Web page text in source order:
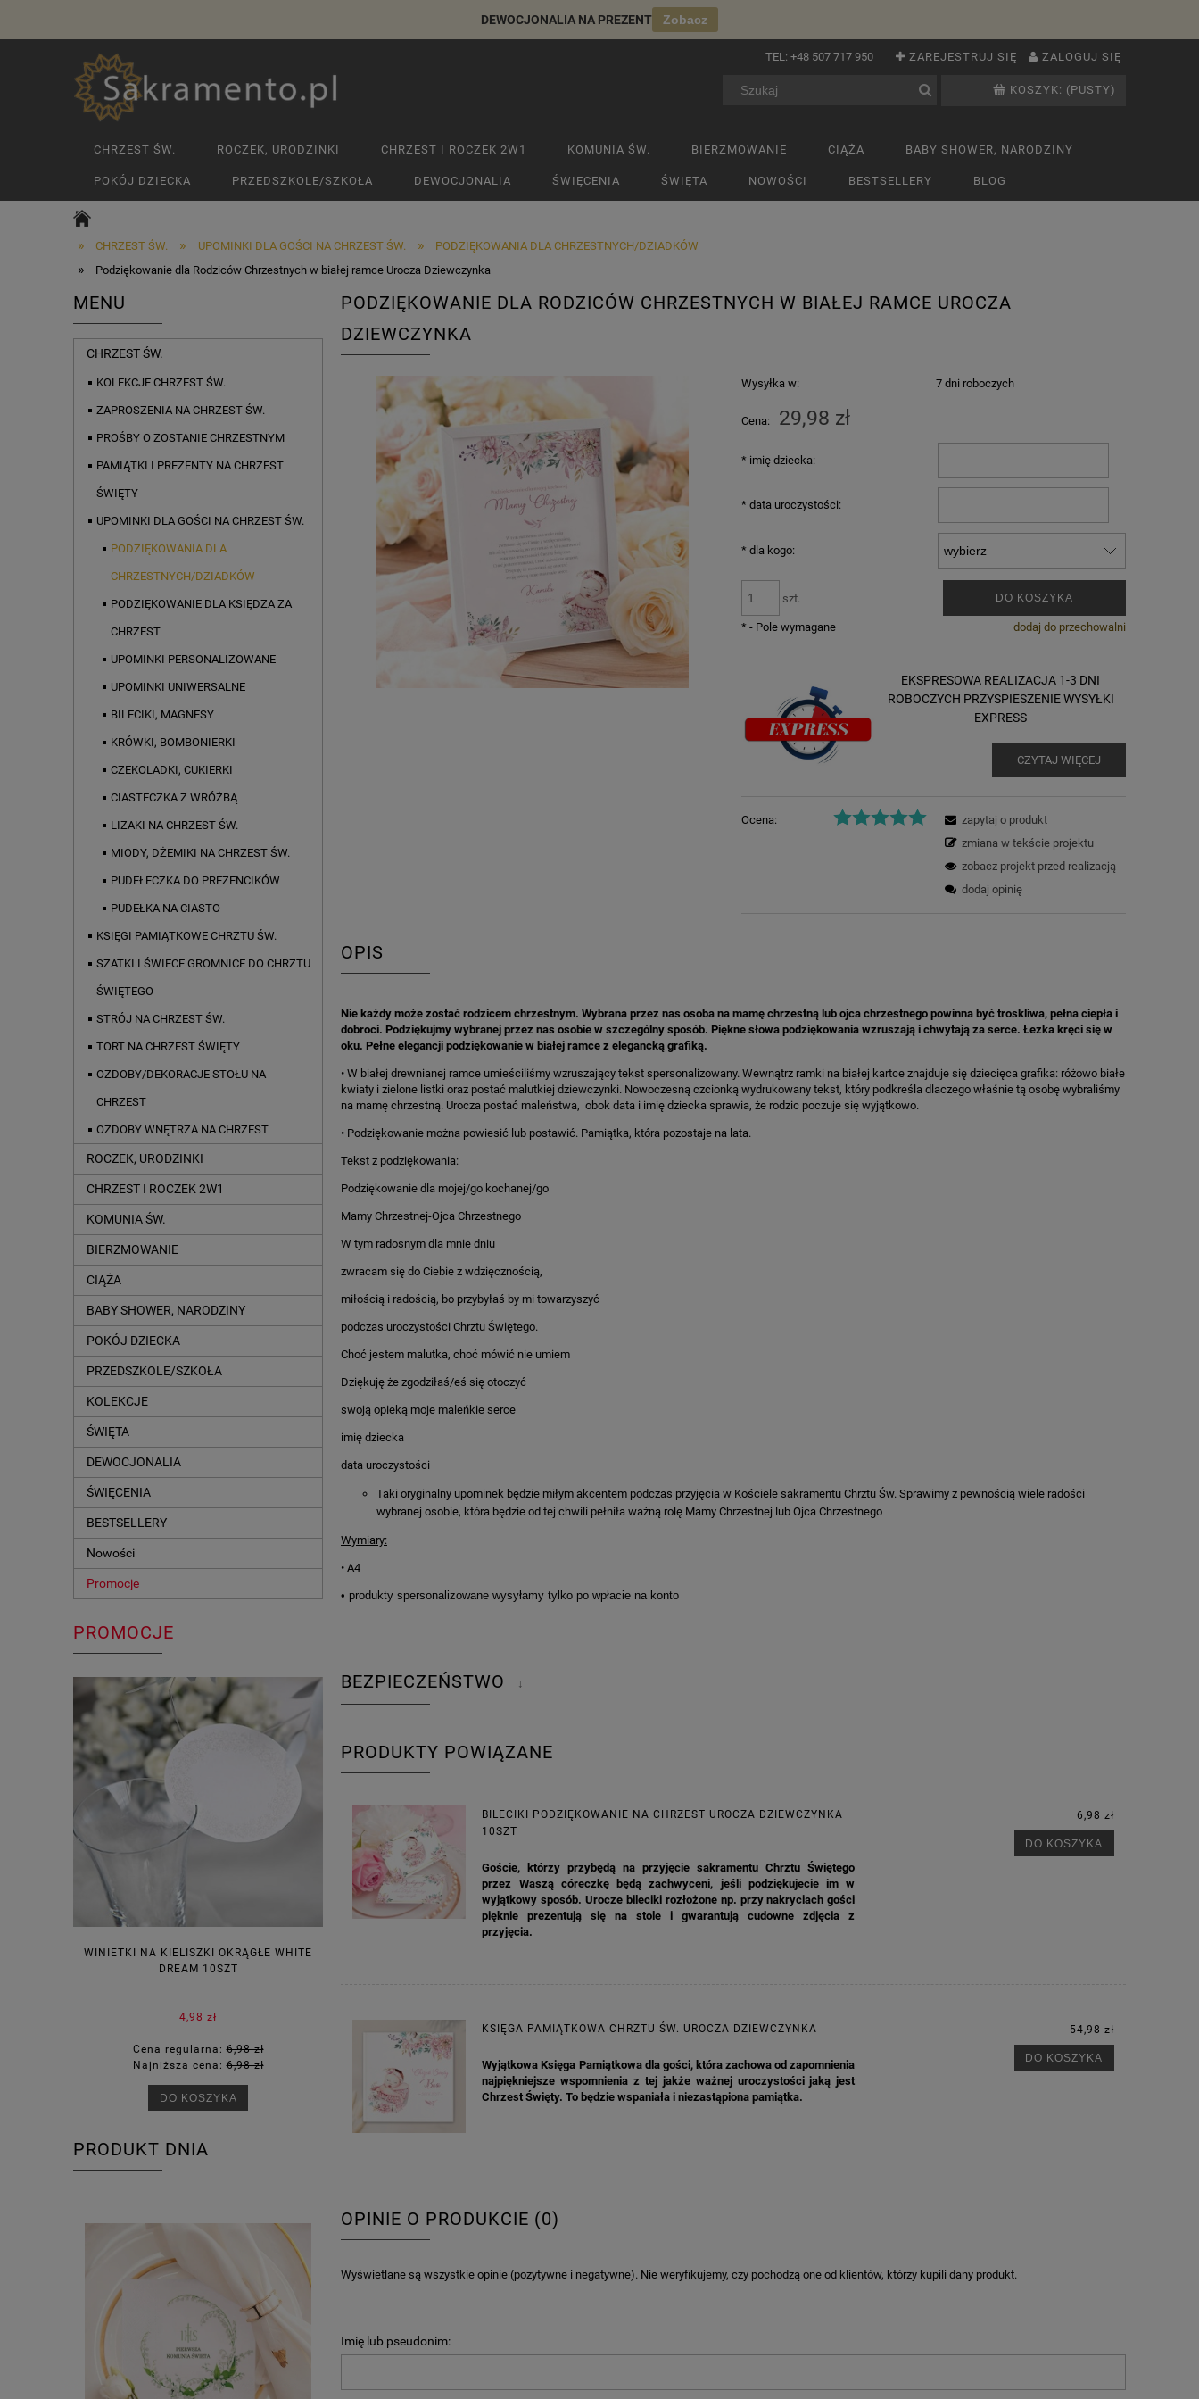
DEWOCJONALIA NA PREZENT Zobacz
ZAREJESTRUJ SIĘ ZALOGUJ SIĘ
TEL: +48 507 717 950
KOSZYK: (PUSTY)
CHRZEST ŚW. ROCZEK, URODZINKI CHRZEST I ROCZEK 2W1 KOMUNIA ŚW. BIERZMOWANIE CIĄŻA BABY SHOWER, NARODZINY
POKÓJ DZIECKA PRZEDSZKOLE/SZKOŁA DEWOCJONALIA ŚWIĘCENIA ŚWIĘTA NOWOŚCI BESTSELLERY BLOG
» CHRZEST ŚW. » UPOMINKI DLA GOŚCI NA CHRZEST ŚW. » PODZIĘKOWANIA DLA CHRZESTNYCH/DZIADKÓW
» Podziękowanie dla Rodziców Chrzestnych w białej ramce Urocza Dziewczynka
MENU
CHRZEST ŚW.
KOLEKCJE CHRZEST ŚW.
ZAPROSZENIA NA CHRZEST ŚW.
PROŚBY O ZOSTANIE CHRZESTNYM
PAMIĄTKI I PREZENTY NA CHRZEST
ŚWIĘTY
UPOMINKI DLA GOŚCI NA CHRZEST ŚW.
PODZIĘKOWANIA DLA
CHRZESTNYCH/DZIADKÓW
PODZIĘKOWANIE DLA KSIĘDZA ZA
CHRZEST
UPOMINKI PERSONALIZOWANE
UPOMINKI UNIWERSALNE
BILECIKI, MAGNESY
KRÓWKI, BOMBONIERKI
CZEKOLADKI, CUKIERKI
CIASTECZKA Z WRÓŻBĄ
LIZAKI NA CHRZEST ŚW.
MIODY, DŻEMIKI NA CHRZEST ŚW.
PUDEŁECZKA DO PREZENCIKÓW
PUDEŁKA NA CIASTO
KSIĘGI PAMIĄTKOWE CHRZTU ŚW.
SZATKI I ŚWIECE GROMNICE DO CHRZTU
ŚWIĘTEGO
STRÓJ NA CHRZEST ŚW.
TORT NA CHRZEST ŚWIĘTY
OZDOBY/DEKORACJE STOŁU NA
CHRZEST
OZDOBY WNĘTRZA NA CHRZEST
ROCZEK, URODZINKI
CHRZEST I ROCZEK 2W1
KOMUNIA ŚW.
BIERZMOWANIE
CIĄŻA
BABY SHOWER, NARODZINY
POKÓJ DZIECKA
PRZEDSZKOLE/SZKOŁA
KOLEKCJE
ŚWIĘTA
DEWOCJONALIA
ŚWIĘCENIA
BESTSELLERY
Nowości
Promocje
PROMOCJE
WINIETKI NA KIELISZKI OKRĄGŁE WHITE
DREAM 10SZT
4,98 zł
Cena regularna:6,98 zł
Najniższa cena:6,98 zł
DO KOSZYKA
6,98 zł
Cena regularna:
Najniższa cena:
3,00 zł
DO KOSZYKA
Najniższa cena:7,30 zł
DO KOSZYKA
PRODUKT DNIA
PODZIĘKOWANIE DLA RODZICÓW CHRZESTNYCH W BIAŁEJ RAMCE UROCZA
DZIEWCZYNKA
Wysyłka w: 7 dni roboczych
Cena: 29,98 zł
* imię dziecka:
* data uroczystości:
* dla kogo:
szt. DO KOSZYKA
dodaj do przechowalni
* - Pole wymagane
EKSPRESOWA REALIZACJA 1-3 DNI
ROBOCZYCH PRZYSPIESZENIE WYSYŁKI
EXPRESS
CZYTAJ WIĘCEJ
Ocena:
zapytaj o produkt
zmiana w tekście projektu
zobacz projekt przed realizacją
dodaj opinię
OPIS
Nie każdy może zostać rodzicem chrzestnym. Wybrana przez nas osoba na mamę chrzestną lub ojca chrzestnego powinna być troskliwa, pełna ciepła i
dobroci. Podziękujmy wybranej przez nas osobie w szczególny sposób. Piękne słowa podziękowania wzruszają i chwytają za serce. Łezka kręci się w
oku. Pełne elegancji podziękowanie w białej ramce z elegancką grafiką.
• W białej drewnianej ramce umieściliśmy wzruszający tekst spersonalizowany. Wewnątrz ramki na białej kartce znajduje się dziecięca grafika: różowo białe
kwiaty i zielone listki oraz postać malutkiej dziewczynki. Nowoczesną czcionką wydrukowany tekst, który podkreśla dlaczego właśnie tą osobę wybraliśmy
na mamę chrzestną. Urocza postać maleństwa, obok data i imię dziecka sprawia, że rodzic poczuje się wyjątkowo.
• Podziękowanie można powiesić lub postawić. Pamiątka, która pozostaje na lata.
Tekst z podziękowania:
Podziękowanie dla mojej/go kochanej/go
Mamy Chrzestnej-Ojca Chrzestnego
W tym radosnym dla mnie dniu
zwracam się do Ciebie z wdzięcznością,
miłością i radością, bo przybyłaś by mi towarzyszyć
podczas uroczystości Chrztu Świętego.
Choć jestem malutka, choć mówić nie umiem
Dziękuję że zgodziłaś/eś się otoczyć
swoją opieką moje maleńkie serce
imię dziecka
data uroczystości
Taki oryginalny upominek będzie miłym akcentem podczas przyjęcia w Kościele sakramentu Chrztu Św. Sprawimy z pewnością wiele radości
wybranej osobie, która będzie od tej chwili pełniła ważną rolę Mamy Chrzestnej lub Ojca Chrzestnego
Wymiary:
• A4
• produkty spersonalizowane wysyłamy tylko po wpłacie na konto
BEZPIECZEŃSTWO ↓
PRODUKTY POWIĄZANE
BILECIKI PODZIĘKOWANIE NA CHRZEST UROCZA DZIEWCZYNKA
10SZT
Goście, którzy przybędą na przyjęcie sakramentu Chrztu Świętego
przez Waszą córeczkę będą zachwyceni, jeśli podziękujecie im w
wyjątkowy sposób. Urocze bileciki rozłożone np. przy nakryciach gości
pięknie prezentują się na stole i gwarantują cudowne zdjęcia z
przyjęcia.
6,98 zł
DO KOSZYKA
KSIĘGA PAMIĄTKOWA CHRZTU ŚW. UROCZA DZIEWCZYNKA
Wyjątkowa Księga Pamiątkowa dla gości, która zachowa od zapomnienia
najpiękniejsze wspomnienia z tej jakże ważnej uroczystości jaką jest
Chrzest Święty. To będzie wspaniała i niezastąpiona pamiątka.
54,98 zł
DO KOSZYKA
OPINIE O PRODUKCIE (0)
Wyświetlane są wszystkie opinie (pozytywne i negatywne). Nie weryfikujemy, czy pochodzą one od klientów, którzy kupili dany produkt.
Imię lub pseudonim: